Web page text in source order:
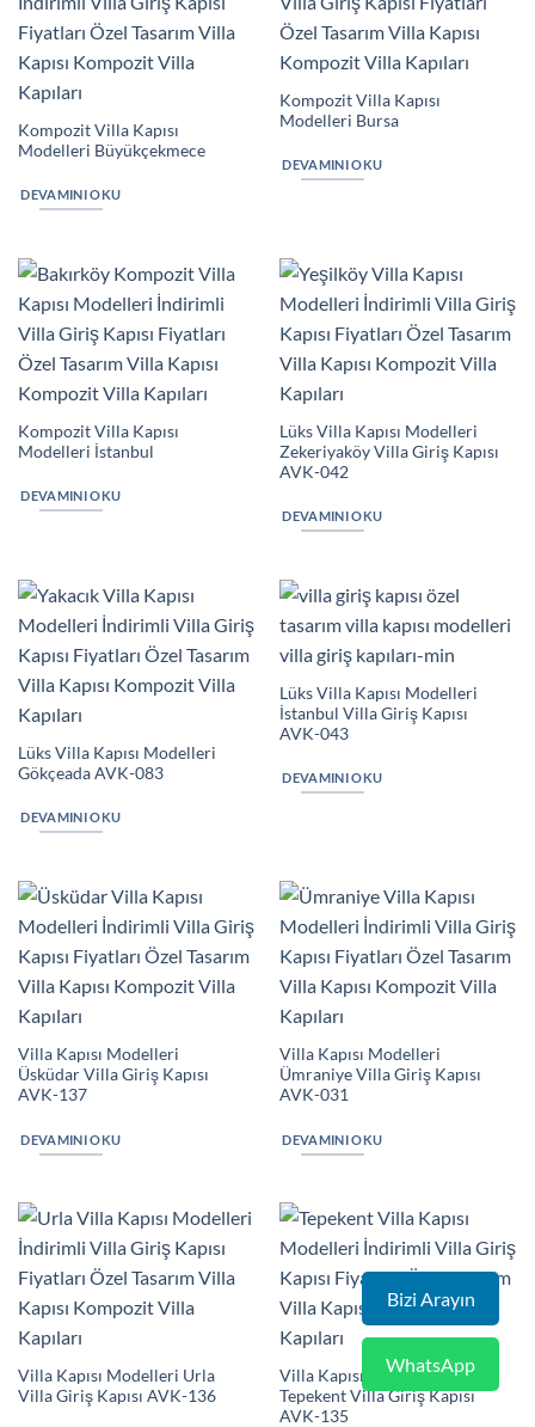
Kompozit Villa Kapısı
Modelleri Büyükçekmece
DEVAMINI OKU
Kompozit Villa Kapısı
Modelleri Bursa
DEVAMINI OKU
Kompozit Villa Kapısı
Modelleri İstanbul
DEVAMINI OKU
Lüks Villa Kapısı Modelleri
Zekeriyaköy Villa Giriş Kapısı
AVK-042
DEVAMINI OKU
Lüks Villa Kapısı Modelleri
Gökçeada AVK-083
DEVAMINI OKU
Lüks Villa Kapısı Modelleri
İstanbul Villa Giriş Kapısı
AVK-043
DEVAMINI OKU
Villa Kapısı Modelleri
Üsküdar Villa Giriş Kapısı
AVK-137
DEVAMINI OKU
Villa Kapısı Modelleri
Ümraniye Villa Giriş Kapısı
AVK-031
DEVAMINI OKU
Villa Kapısı Modelleri Urla
Villa Giriş Kapısı AVK-136
Villa Kapısı Modelleri
Tepekent Villa Giriş Kapısı
AVK-135
Bizi Arayın
WhatsApp